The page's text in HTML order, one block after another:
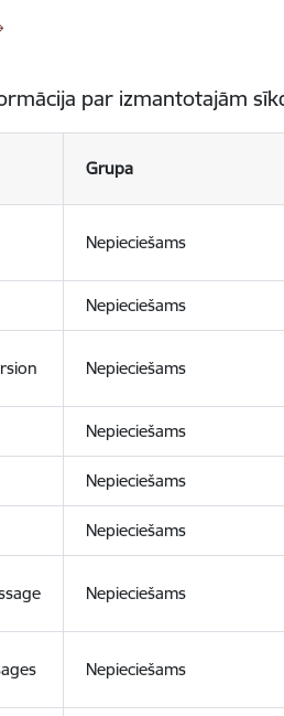
par izmantotajām
Grupa
Nepieciešams
Nepieciešams
Nepieciešams
Nepieciešams
Nepieciešams
Nepieciešams
Nepieciešams
Nepieciešams